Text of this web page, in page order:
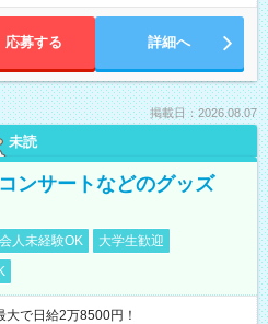
応募する 詳細へ
掲載日：2026.08.07
未読
ンサートなどのグッズ
人未経験OK
大学生歓迎
で日給2万8500円！